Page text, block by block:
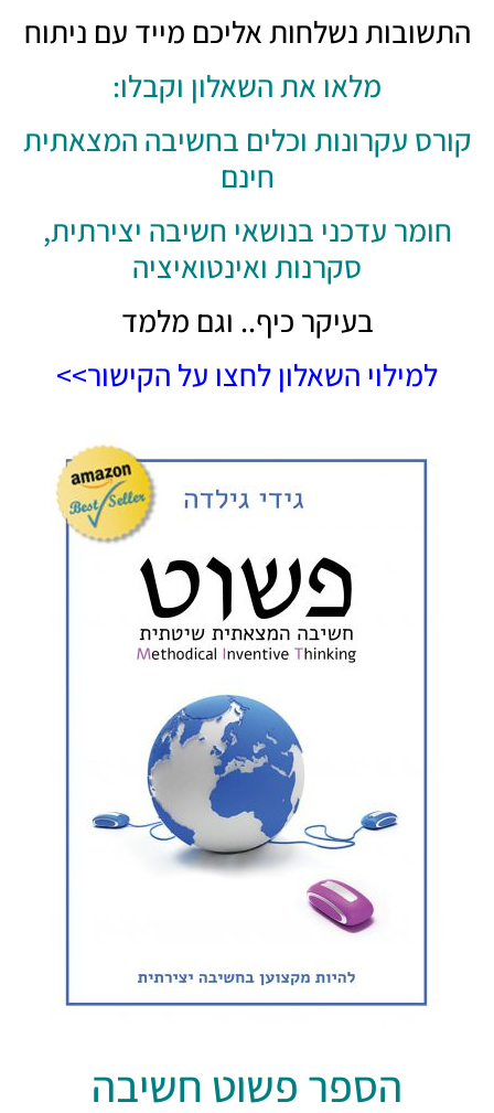
התשובות נשלחות אליכם מייד עם ניתוח
מלאו את השאלון וקבלו:
קורס עקרונות וכלים בחשיבה המצאתית
חינם
חומר עדכני בנושאי חשיבה יצירתית,
סקרנות ואינטואיציה
בעיקר כיף.. וגם מלמד
למילוי השאלון לחצו על הקישור>>
הספר פשוט חשיבה